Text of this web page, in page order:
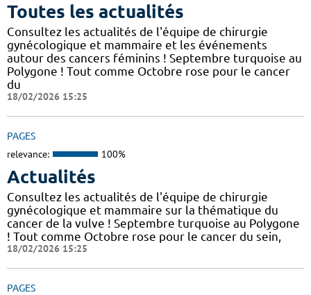
Toutes les actualités
Consultez les actualités de l'équipe de chirurgie
gynécologique et mammaire et les événements
autour des cancers féminins ! Septembre turquoise au
Polygone ! Tout comme Octobre rose pour le cancer
du
18/02/2026 15:25
PAGES
relevance: 100%
Actualités
Consultez les actualités de l'équipe de chirurgie
gynécologique et mammaire sur la thématique du
cancer de la vulve ! Septembre turquoise au Polygone
! Tout comme Octobre rose pour le cancer du sein,
18/02/2026 15:25
PAGES